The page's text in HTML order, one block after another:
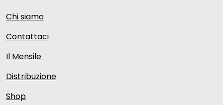
Chi siamo
Contattaci
Il Mensile
Distribuzione
Shop